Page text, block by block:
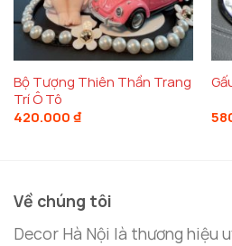
Chất liệu gỗ tự nhiên kết hợp
không chỉ tạo nên vẻ đẹp
sản phẩm bền bỉ, giữ được
thời gian. Mô hình thuyền
phải, dễ dàng trang trí trên
Kích Thước Phù Hợp Cho
Bộ Tượng Thiên Thần Trang
Trí Ô Tô
420.000 ₫
Về chúng tôi
Decor Hà Nội là thương hiệu